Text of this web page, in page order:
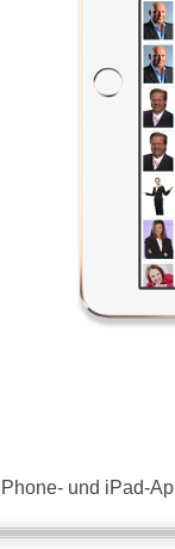
und iPad-